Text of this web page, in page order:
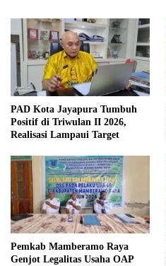
PAD Kota Jayapura Tumbuh
Positif di Triwulan II 2026,
Realisasi Lampaui Target
Pemkab Mamberamo Raya
Genjot Legalitas Usaha OAP